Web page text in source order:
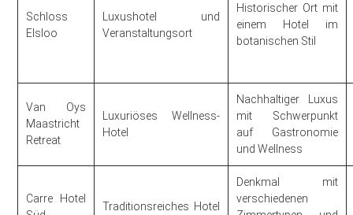
Schloss
Elsloo
Luxushotel und
Veranstaltungsort
Historischer Ort mit
einem Hotel im
botanischen Stil
Van Oys
Maastricht
Retreat
Luxuriöses Wellness-
Hotel
Nachhaltiger Luxus
mit Schwerpunkt
auf Gastronomie
und Wellness
Carre Hotel
Traditionsreiches Hotel
Denkmal mit
verschiedenen